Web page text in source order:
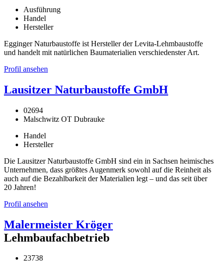
Ausführung
Handel
Hersteller
Egginger Naturbaustoffe ist Hersteller der Levita-Lehmbaustoffe
und handelt mit natürlichen Baumaterialien verschiedenster Art.
Profil ansehen
Lausitzer Naturbaustoffe GmbH
02694
Malschwitz OT Dubrauke
Handel
Hersteller
Die Lausitzer Naturbaustoffe GmbH sind ein in Sachsen heimisches
Unternehmen, dass größtes Augenmerk sowohl auf die Reinheit als
auch auf die Bezahlbarkeit der Materialien legt – und das seit über
20 Jahren!
Profil ansehen
Malermeister Kröger
Lehmbaufachbetrieb
23738